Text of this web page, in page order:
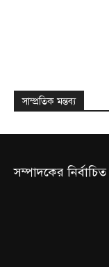
সাম্প্রতিক মন্তব্য
সম্পাদকের নির্বাচিত